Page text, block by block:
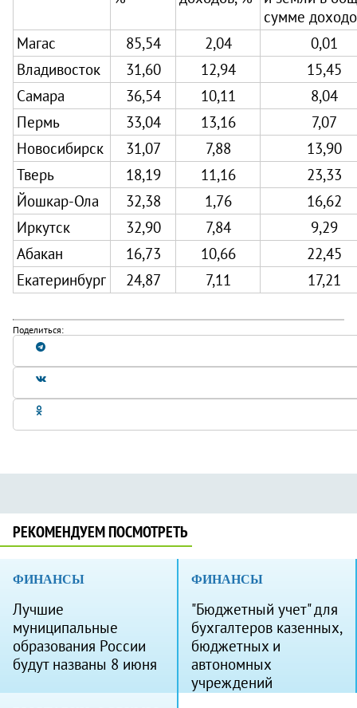
сумме
Магас
85,54 2,04
0,01
Владивосток
31,60 12,94
15,45
Самара
36,54 10,11
8,04
Пермь
33,04 13,16
7,07
Новосибирск
31,07 7,88
13,90
Тверь
18,19 11,16
23,33
Йошкар-Ола
32,38 1,76
16,62
Иркутск
32,90 7,84
9,29
Абакан
16,73 10,66
22,45
Екатеринбург
24,87 7,11 17,21
Поделиться:
РЕКОМЕНДУЕМ ПОСМОТРЕТЬ
ФИНАНСЫ
Лучшие
муниципальные
образования России
будут названы 8 июня
ФИНАНСЫ
"Бюджетный учет" для
бухгалтеров казенных,
бюджетных и
автономных
учреждений